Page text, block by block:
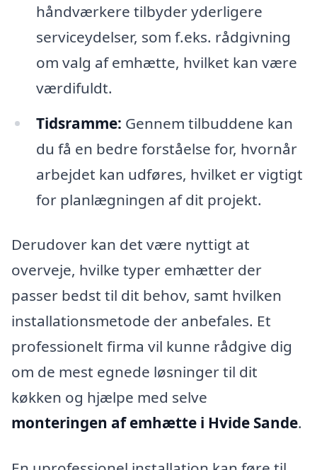
håndværkere tilbyder yderligere
serviceydelser, som f.eks. rådgivning
om valg af emhætte, hvilket kan være
værdifuldt.
Tidsramme: Gennem tilbuddene kan
du få en bedre forståelse for, hvornår
arbejdet kan udføres, hvilket er vigtigt
for planlægningen af dit projekt.
Derudover kan det være nyttigt at
overveje, hvilke typer emhætter der
passer bedst til dit behov, samt hvilken
installationsmetode der anbefales. Et
professionelt firma vil kunne rådgive dig
om de mest egnede løsninger til dit
køkken og hjælpe med selve
monteringen af emhætte i Hvide Sande.